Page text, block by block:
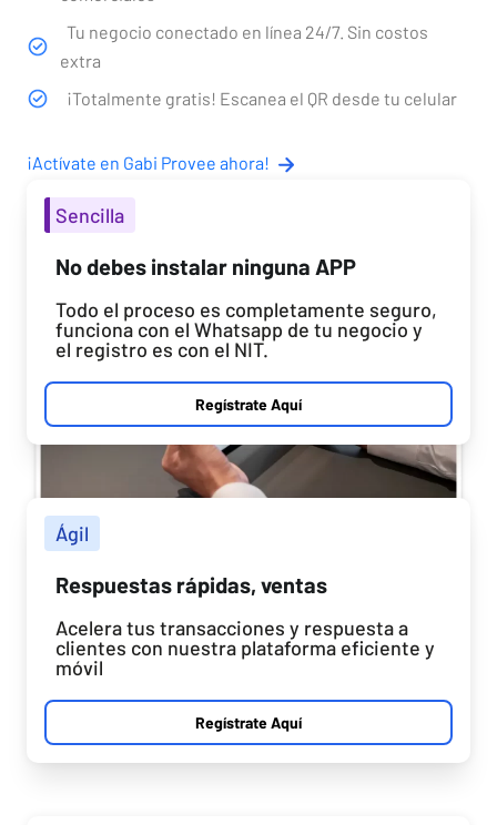
Tu negocio conectado en línea 24/7. Sin costos
extra
¡Totalmente gratis! Escanea el QR desde tu celular
¡Actívate en Gabi Provee ahora!
Sencilla
No debes instalar ninguna APP
Todo el proceso es completamente seguro,
funciona con el Whatsapp de tu negocio y
el registro es con el NIT.
Regístrate Aquí
Ágil
Respuestas rápidas, ventas
Acelera tus transacciones y respuesta a
clientes con nuestra plataforma eficiente y
móvil
Regístrate Aquí